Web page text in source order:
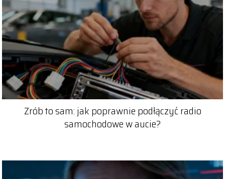
Zrób to sam: jak poprawnie podłączyć radio
samochodowe w aucie?